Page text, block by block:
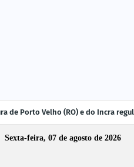
de Porto Velho (RO) e do Incra
Sexta-feira, 07 de agosto de 2026